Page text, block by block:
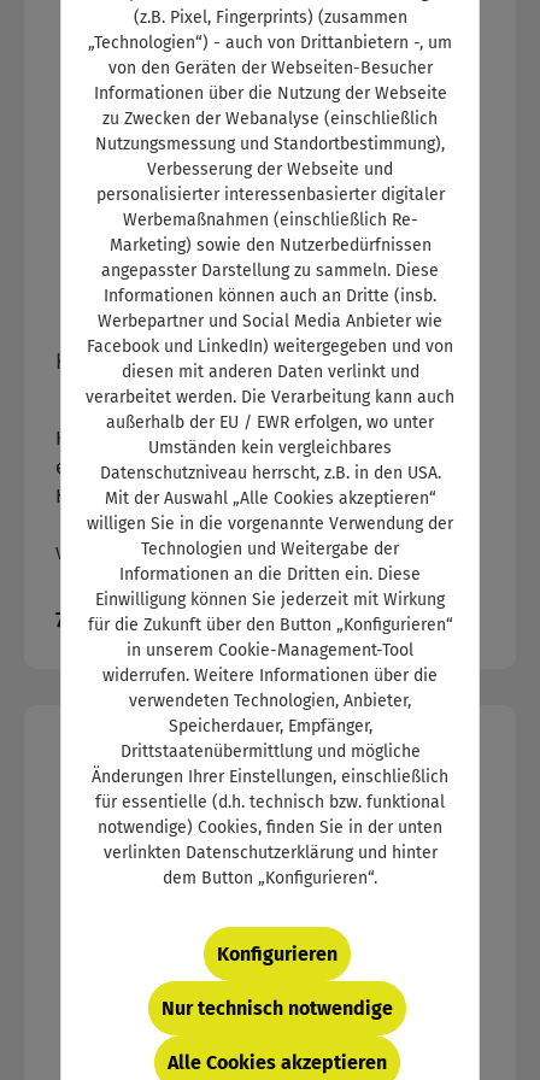
Prüfungsvorbereitung für angehende Meister im
Kfz-Gewerbe garantiert.
Systemvoraussetzungen:Windows 7, 8 oder 10
sowie DotNet-Framework ist eine
Laufzeitumgebung von Microsoft (vergleichbar
mit Java). Wenn das Framework auf den Clients
noch nicht vorhanden ist, wird es während des
Setups von MemoStep6instaliiert. Min. 256MB
Arbeitsspeicher, min. 100MB freier
Festplattenspeicherplatz, min. 960 x 600 Pixel,
VGA, USB-Anschluss (nur bei Verwendung der
mobilen Version und USB-Version). Für die
Installation der mobilen Android-Version:
Führen Sie den Download am Desktop durch. Im
Ordner enthalten ist die Datei für die
Installation auf Android-Systemen. Übertragen
Sie die Datei auf Ihr Smartphone und
installieren Sie sie dort. Beachten Sie bitte, die
Installation von Android-Apps aus unbekannten
Quellen in den Einstellungen zu aktivieren
(Einstellungen - Sicherheit - Unbekannte
Herkunft/Quellen)! >> Häufige Fragen zum
Programm MemoStep6. Nach dem Kauf erhalten
Sie sowohl die Desktop- als auch Android-
Version zum Download in Ihrem Kundenkonto
sowie den Lizenzcode zur Aktivierung der
Lerninhalte. Prüfungsfragen sind auch im
Printformat als Buch Meisterwissen im Kfz-
Handwerk.
geraden Lenkrad Einstellfehler und ihre Folgen
Einstellpraxis an ausgewählten Beispielen Die
Karosseriewerte: Unfallschaden oder Absicht des
Konstrukteurs? Statische und dynamische
Sollwerte: Karosseriehöhe am Beispiel PSA, BMW
und Renault Trickreiche Kinematik: Die VAG-
Mehrlenkerachse und ihre Einstellung Der
Mercedes-Ablauf: Warum ROMESS und
Spurdrücker eine gute Idee sind Entscheidend
für die verständliche Darstellung, die von klaren
Abbildungen unterstützt wird, ist die Einbindung
in das gesamte System. Nur mit diesem
Verständnis sind Probleme bei der Fehlersuche
sinnvoll anzugehen. Das Buch bietet eine
fundierte Grundlage zur Prüfungsvorbereitung
auf die Meisterprüfung Kfz-Technik.
Kfz-Elektrik Elektronik
Produktart:Buch |Lizenz: Privatkauf
Kfz-Elektrik, Elektronik Die elektrischen und
elektronischen Systeme des Kfz-Techniker-
Handwerks Die Systeme moderner Kfz-
Fahrzeuge erfahren einen zunehmenden Grad
der Vernetzung. Die verschiedenen
Themenbereiche dieses Fachbuchs sind dem
aktuellen Stand der Technik angepasst und an
der betrieblichen Praxis orientiert. Dieses Buch
deckt die elektrischen und elektronischen
Systeme des Kfz-Techniker-Handwerks ab und
bietet somit ein umfangreiches
Nachschlagewerk. Auch zur gezielten
Vorbereitung auf die Meisterprüfung geeignet!
Folgende Themen werden behandelt:
Datenbussysteme Bordnetzmanagement und -
strukturen Elektronische Motor- und
Antriebe Fahrdynamische Regelsysteme
Lichtsysteme Elektronische Einparkhilfen
Systeme der Sicherheits- und Komfortelektronik
Integrierte Fahrerinformations- und
Assistenzsysteme Autonomes Fahren Elektrische
Grundlagen und Grundgrößen Schaltpläne
Varianten ab63,84 €
Regulärer Preis:
79,80 €
(z.B. Pixel, Fingerprints) (zusammen
„Technologien“) - auch von Drittanbietern -, um
von den Geräten der Webseiten-Besucher
Informationen über die Nutzung der Webseite
zu Zwecken der Webanalyse (einschließlich
Nutzungsmessung und Standortbestimmung),
Verbesserung der Webseite und
personalisierter interessenbasierter digitaler
Werbemaßnahmen (einschließlich Re-
Marketing) sowie den Nutzerbedürfnissen
angepasster Darstellung zu sammeln. Diese
Informationen können auch an Dritte (insb.
Werbepartner und Social Media Anbieter wie
Facebook und LinkedIn) weitergegeben und von
diesen mit anderen Daten verlinkt und
verarbeitet werden. Die Verarbeitung kann auch
außerhalb der EU / EWR erfolgen, wo unter
Umständen kein vergleichbares
Datenschutzniveau herrscht, z.B. in den USA.
Mit der Auswahl „Alle Cookies akzeptieren“
willigen Sie in die vorgenannte Verwendung der
Technologien und Weitergabe der
Informationen an die Dritten ein. Diese
Einwilligung können Sie jederzeit mit Wirkung
für die Zukunft über den Button „Konfigurieren“
in unserem Cookie-Management-Tool
widerrufen. Weitere Informationen über die
verwendeten Technologien, Anbieter,
Speicherdauer, Empfänger,
Drittstaatenübermittlung und mögliche
Änderungen Ihrer Einstellungen, einschließlich
für essentielle (d.h. technisch bzw. funktional
notwendige) Cookies, finden Sie in der unten
verlinkten Datenschutzerklärung und hinter
dem Button „Konfigurieren“.
Nur technisch notwendige
Konfigurieren
Alle Cookies akzeptieren